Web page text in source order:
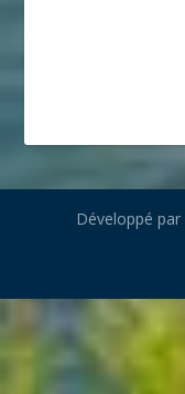
Développé par